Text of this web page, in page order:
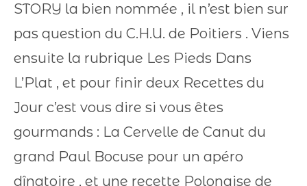
STORY la bien nommée , il n’est bien sur
pas question du C.H.U. de Poitiers . Viens
ensuite la rubrique Les Pieds Dans
L’Plat , et pour finir deux Recettes du
Jour c’est vous dire si vous êtes
gourmands : La Cervelle de Canut du
grand Paul Bocuse pour un apéro
dînatoire , et une recette Polonaise de